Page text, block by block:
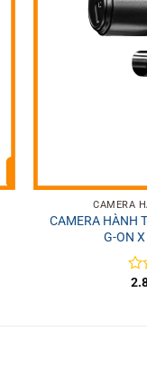
CAMERA
CAMERA HÀNH
G-ON